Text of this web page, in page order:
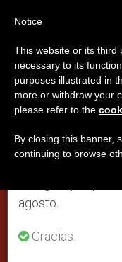
PAPAS
Aviso
Del 27 de julio
anual,
se generan menos
agosto.
Gracias.
Notice
This website or its third
necessary to its
purposes illustrated in
more or withdraw your
please refer to the
By closing this banner,
continuing to browse